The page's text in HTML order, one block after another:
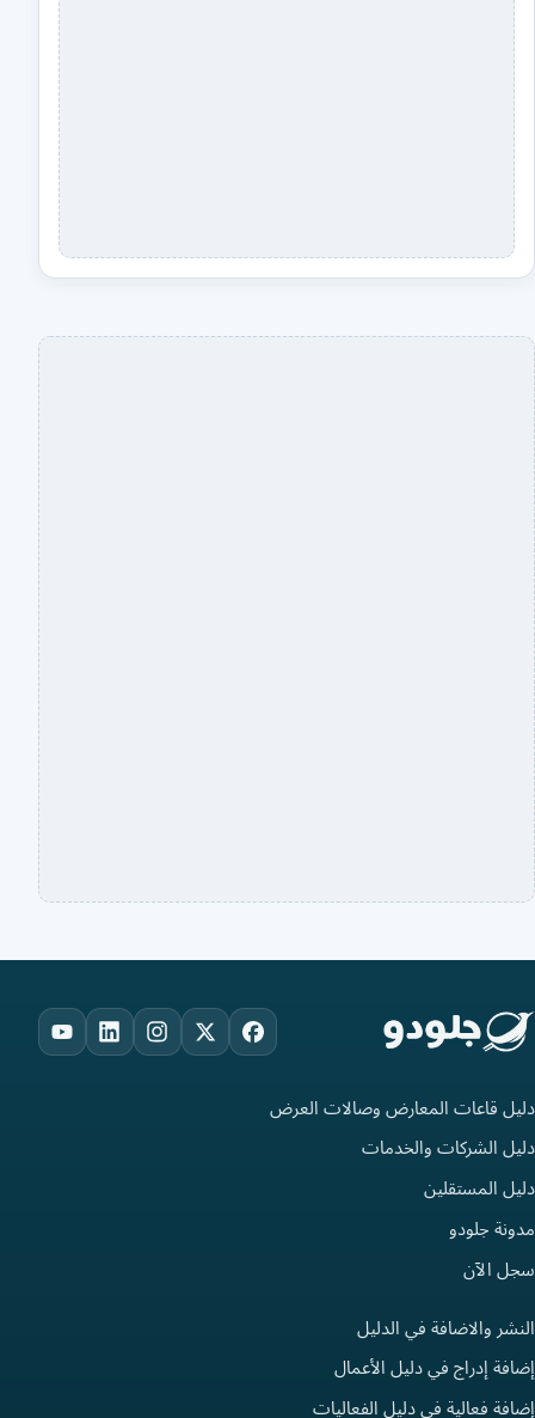
Facebook
X
Instagram
LinkedIn
دليل قاعات المعارض وصالات العرض
دليل الشركات والخدمات
دليل المستقلين
مدونة جلودو
سجل الآن
النشر والاضافة في الدليل
إضافة إدراج في دليل الأعمال
إضافة فعالية في دليل الفعاليات